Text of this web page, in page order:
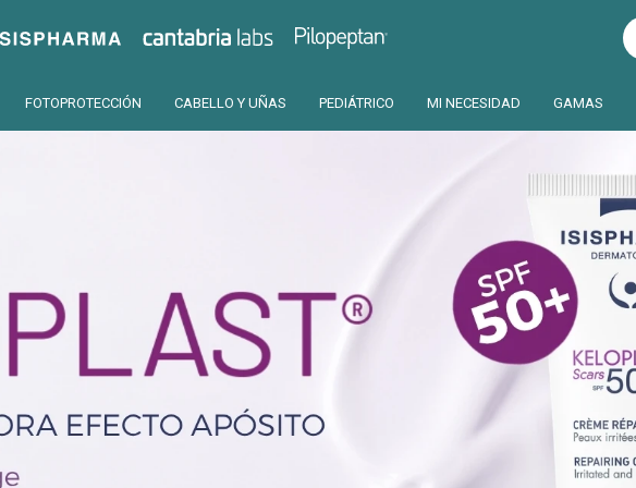
FOTOPROTECCIÓN CABELLO Y UÑAS PEDIÁTRICO MI NECESIDAD GAMAS
Isispharma Cantabria Pilopeptan